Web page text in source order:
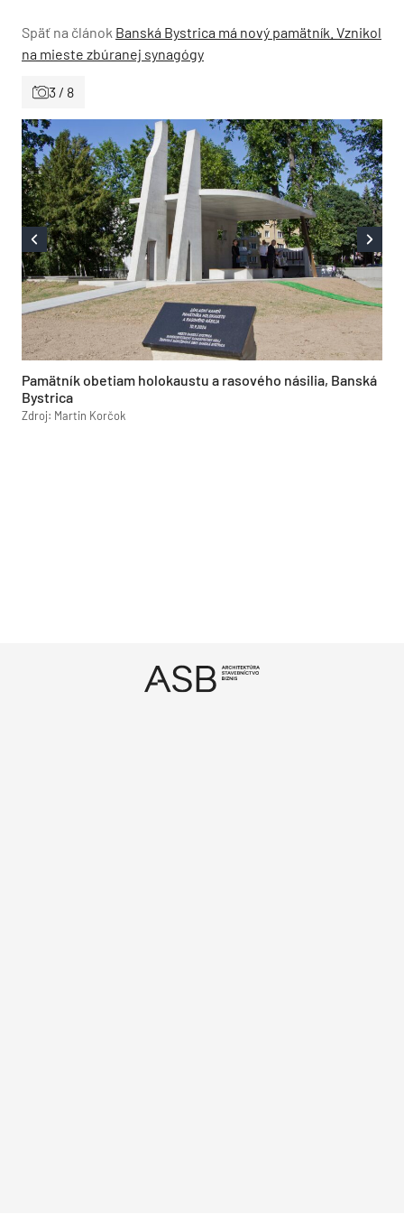
Späť na článok Banská Bystrica má nový pamätník. Vznikol
na mieste zbúranej synagógy
3 / 8
Pamätník obetiam holokaustu a rasového násilia, Banská
Bystrica
Zdroj: Martin Korčok